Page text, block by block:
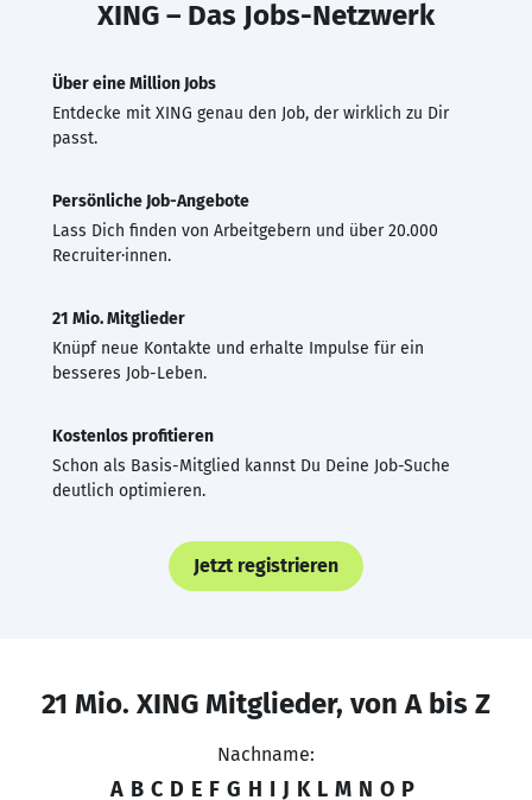
XING – Das Jobs-Netzwerk
Über eine Million Jobs
Entdecke mit XING genau den Job, der wirklich zu Dir
passt.
Persönliche Job-Angebote
Lass Dich finden von Arbeitgebern und über 20.000
Recruiter·innen.
21 Mio. Mitglieder
Knüpf neue Kontakte und erhalte Impulse für ein
besseres Job-Leben.
Kostenlos profitieren
Schon als Basis-Mitglied kannst Du Deine Job-Suche
deutlich optimieren.
Jetzt registrieren
21 Mio. XING Mitglieder, von A bis Z
Nachname:
A B C D E F G H I J K L M N O P